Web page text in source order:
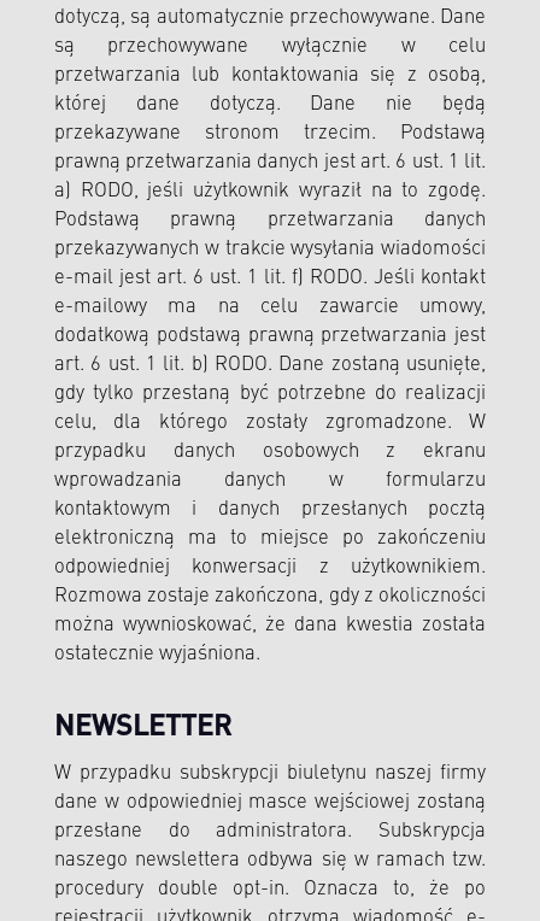
dotyczą, są automatycznie przechowywane. Dane
są przechowywane wyłącznie w celu
przetwarzania lub kontaktowania się z osobą,
której dane dotyczą. Dane nie będą
przekazywane stronom trzecim. Podstawą
prawną przetwarzania danych jest art. 6 ust. 1 lit.
a) RODO, jeśli użytkownik wyraził na to zgodę.
Podstawą prawną przetwarzania danych
przekazywanych w trakcie wysyłania wiadomości
e-mail jest art. 6 ust. 1 lit. f) RODO. Jeśli kontakt
e-mailowy ma na celu zawarcie umowy,
dodatkową podstawą prawną przetwarzania jest
art. 6 ust. 1 lit. b) RODO. Dane zostaną usunięte,
gdy tylko przestaną być potrzebne do realizacji
celu, dla którego zostały zgromadzone. W
przypadku danych osobowych z ekranu
wprowadzania danych w formularzu
kontaktowym i danych przesłanych pocztą
elektroniczną ma to miejsce po zakończeniu
odpowiedniej konwersacji z użytkownikiem.
Rozmowa zostaje zakończona, gdy z okoliczności
można wywnioskować, że dana kwestia została
ostatecznie wyjaśniona.
NEWSLETTER
W przypadku subskrypcji biuletynu naszej firmy
dane w odpowiedniej masce wejściowej zostaną
przesłane do administratora. Subskrypcja
naszego newslettera odbywa się w ramach tzw.
procedury double opt-in. Oznacza to, że po